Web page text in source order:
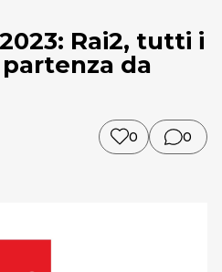
Rai2, tutti i
da
0 0